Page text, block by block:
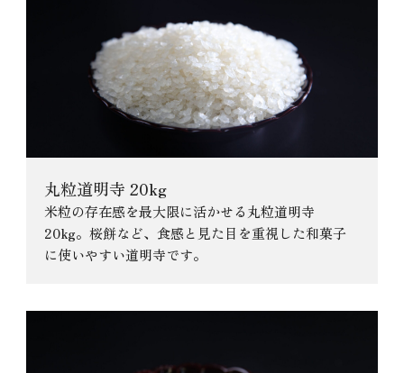
丸粒道明寺 20kg
米粒の存在感を最大限に活かせる丸粒道明寺
20kg。桜餅など、食感と見た目を重視した和菓子
に使いやすい道明寺です。